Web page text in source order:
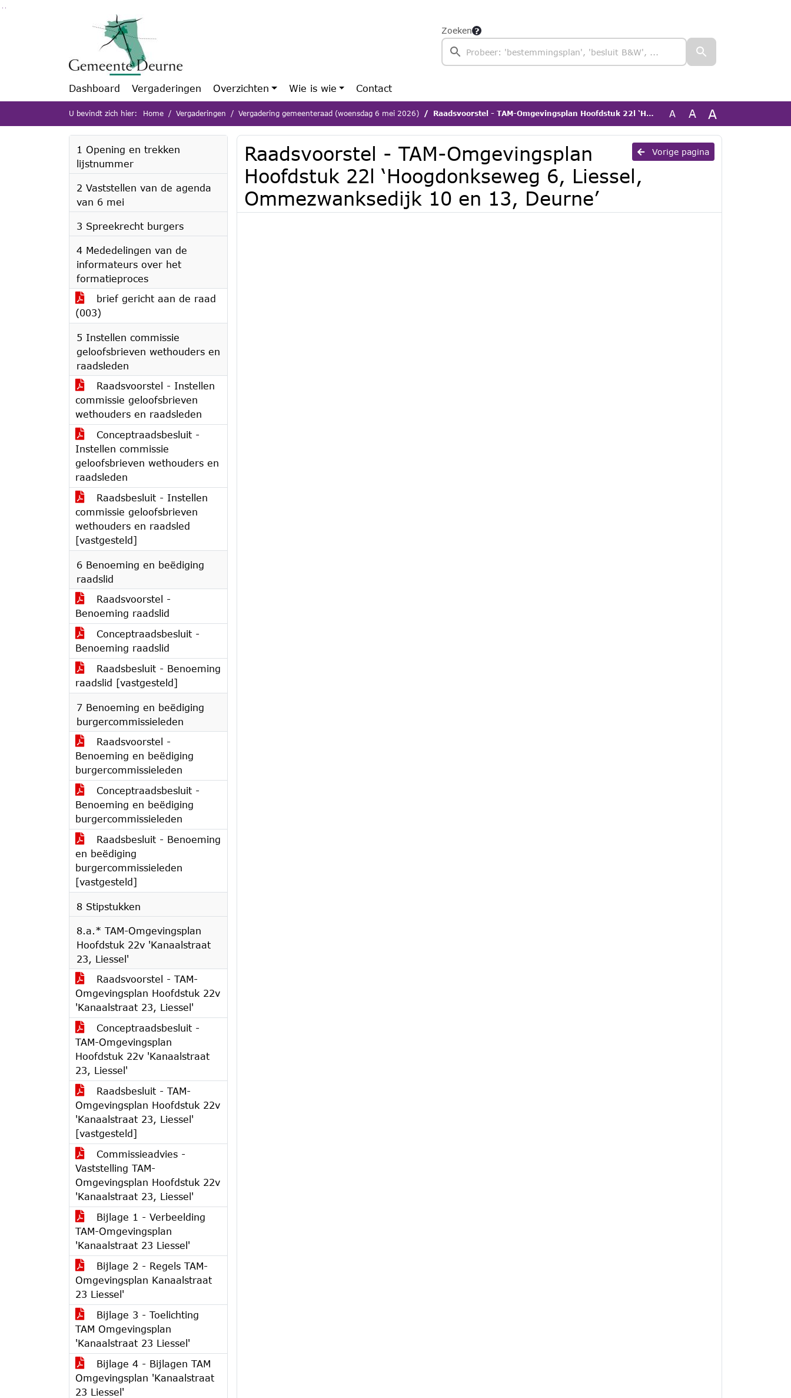
Ga naar de inhoud van deze pagina
Zoeken
Dashboard Vergaderingen Overzichten Wie is wie Contact
U bevindt zich hier: Home Vergaderingen Vergadering gemeenteraad (woensdag 6 mei 2026) Raadsvoorstel - TAM-Omgevingsplan Hoofdstuk 22l ‘Hoogdonkseweg 6, Liessel, Ommezwanksedijk 10 en 13, Deurne’ A A A
1 Opening en trekken
lijstnummer
2 Vaststellen van de agenda
van 6 mei
3 Spreekrecht burgers
4 Mededelingen van de
informateurs over het
formatieproces
brief gericht aan de raad
(003)
5 Instellen commissie
geloofsbrieven wethouders en
raadsleden
Raadsvoorstel - Instellen
commissie geloofsbrieven
wethouders en raadsleden
Conceptraadsbesluit -
Instellen commissie
geloofsbrieven wethouders en
raadsleden
Raadsbesluit - Instellen
commissie geloofsbrieven
wethouders en raadsled
[vastgesteld]
6 Benoeming en beëdiging
raadslid
Raadsvoorstel -
Benoeming raadslid
Conceptraadsbesluit -
Benoeming raadslid
Raadsbesluit - Benoeming
raadslid [vastgesteld]
7 Benoeming en beëdiging
burgercommissieleden
Raadsvoorstel -
Benoeming en beëdiging
burgercommissieleden
Conceptraadsbesluit -
Benoeming en beëdiging
burgercommissieleden
Raadsbesluit - Benoeming
en beëdiging
burgercommissieleden
[vastgesteld]
8 Stipstukken
8.a.* TAM-Omgevingsplan
Hoofdstuk 22v 'Kanaalstraat
23, Liessel'
Raadsvoorstel - TAM-
Omgevingsplan Hoofdstuk 22v
'Kanaalstraat 23, Liessel'
Conceptraadsbesluit -
TAM-Omgevingsplan
Hoofdstuk 22v 'Kanaalstraat
23, Liessel'
Raadsbesluit - TAM-
Omgevingsplan Hoofdstuk 22v
'Kanaalstraat 23, Liessel'
[vastgesteld]
Commissieadvies -
Vaststelling TAM-
Omgevingsplan Hoofdstuk 22v
'Kanaalstraat 23, Liessel'
Bijlage 1 - Verbeelding
TAM-Omgevingsplan
'Kanaalstraat 23 Liessel'
Bijlage 2 - Regels TAM-
Omgevingsplan Kanaalstraat
23 Liessel'
Bijlage 3 - Toelichting
TAM Omgevingsplan
'Kanaalstraat 23 Liessel'
Bijlage 4 - Bijlagen TAM
Omgevingsplan 'Kanaalstraat
23 Liessel'
Vorige pagina
Raadsvoorstel - TAM-Omgevingsplan
Hoofdstuk 22l ‘Hoogdonkseweg 6, Liessel,
Ommezwanksedijk 10 en 13, Deurne’